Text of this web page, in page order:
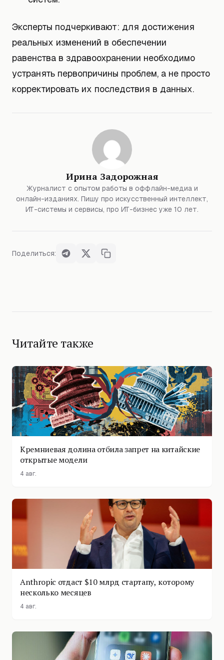
Эксперты подчеркивают: для достижения
реальных изменений в обеспечении
равенства в здравоохранении необходимо
устранять первопричины проблем, а не просто
корректировать их последствия в данных.
Ирина Задорожная
Журналист с опытом работы в оффлайн-медиа и
онлайн-изданиях. Пишу про искусственный интеллект,
ИТ-системы и сервисы, про ИТ-бизнес уже 10 лет.
Поделиться:
Читайте также
Кремниевая долина отбила запрет на китайские
открытые модели
4 авг.
Anthropic отдаст $10 млрд стартапу, которому
несколько месяцев
4 авг.